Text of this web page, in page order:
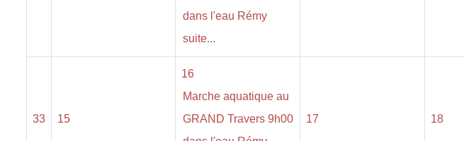
dans l'eau Rémy
suite...
33 15
16
Marche aquatique au
GRAND Travers 9h00
17 18